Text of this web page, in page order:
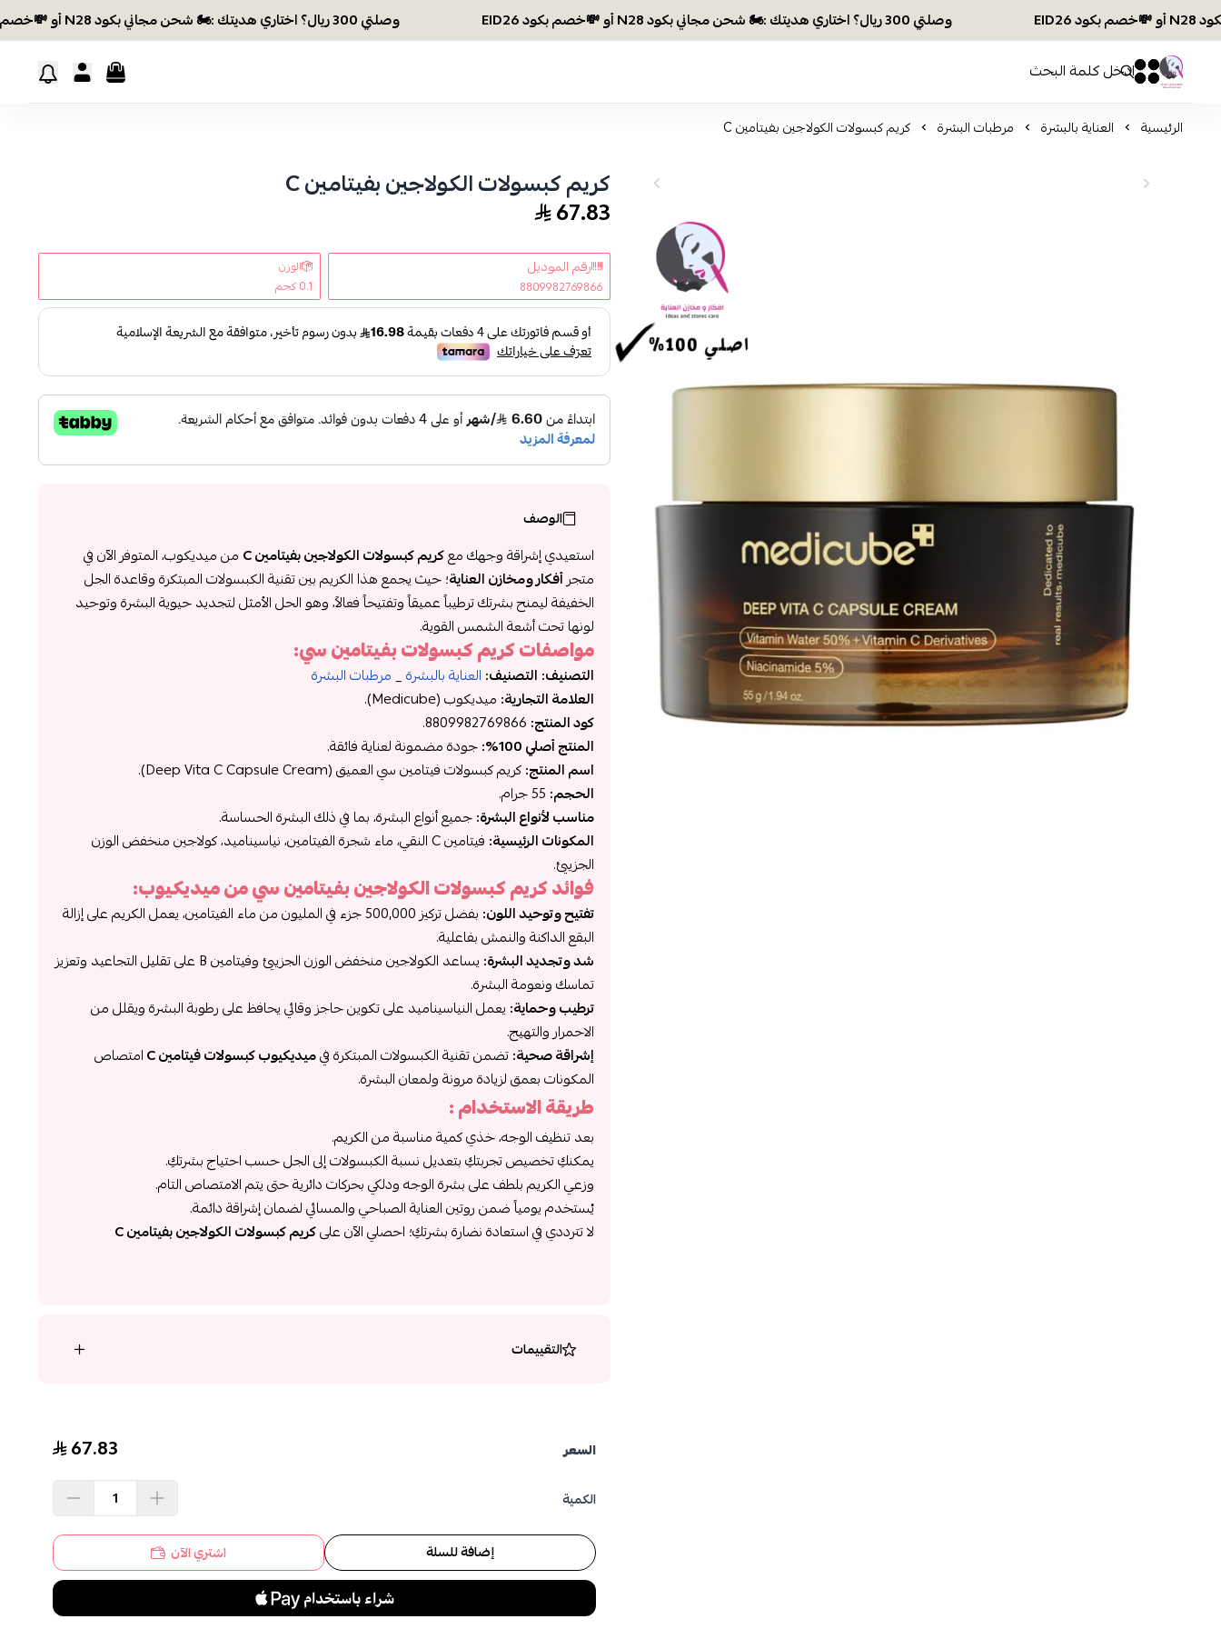
وصلتي 300 ريال؟ اختاري هديتك :🏍 شحن مجاني بكود N28 أو 💸خصم بكود EID26 وصلتي 300 ريال؟ اختاري هديتك :🏍 شحن مجاني بكود N28 أو 💸خصم بكود EID26
افكار ومخازن العناية
0 0
الرئيسية العناية بالبشرة مرطبات البشرة كريم كبسولات الكولاجين بفيتامين C
كريم كبسولات الكولاجين بفيتامين C
67.83
رقم الموديل
8809982769866
الوزن
0.1 كجم
الوصف
استعيدي إشراقة وجهك معكريم كبسولات الكولاجين بفيتامين C
من ميديكوب، المتوفر الآن في
متجرأفكار ومخازن العناية؛ حيث يجمع هذا الكريم بين تقنية الكبسولات المبتكرة وقاعدة الجل
الخفيفة ليمنح بشرتك ترطيباً عميقاً وتفتيحاً فعالاً، وهو الحل الأمثل لتجديد حيوية البشرة وتوحيد
لونها تحت أشعة الشمس القوية.
مواصفات كريم كبسولات بفيتامين سي:
التصنيف: التصنيف: العناية بالبشرة_مرطبات البشرة
العلامة التجارية: ميديكوب (Medicube).
كود المنتج:
المنتج أصلي 100%:
جودة مضمونة لعناية فائقة.
اسم المنتج:كريم كبسولات فيتامين سي العميق (Deep Vita C Capsule Cream).
الحجم:
مناسب لأنواع البشرة:جميع أنواع البشرة، بما في ذلك البشرة الحساسة.
المكونات الرئيسية:
فيتامين C النقي، ماء شجرة الفيتامين، نياسيناميد، كولاجين منخفض الوزن
الجزيئي.
فوائد كريم كبسولات الكولاجين بفيتامين سي من ميديكيوب:
تفتيح وتوحيد اللون:
بفضل تركيز 500,000 جزء في المليون من ماء الفيتامين، يعمل الكريم على إزالة
البقع الداكنة والنمش بفاعلية.
شد وتجديد البشرة:
يساعد الكولاجين منخفض الوزن الجزيئي وفيتامين B على تقليل التجاعيد وتعزيز
تماسك ونعومة البشرة.
ترطيب وحماية: يعمل النياسيناميد على تكوين حاجز وقائي يحافظ على رطوبة البشرة ويقلل من
الاحمرار والتهيج.
إشراقة صحية:تضمن تقنية الكبسولات المبتكرة فيميديكيوب كبسولات فيتامين C
امتصاص
المكونات بعمق لزيادة مرونة ولمعان البشرة.
طريقة الاستخدام :
بعد تنظيف الوجه، خذي كمية مناسبة من الكريم.
يمكنكِ تخصيص تجربتكِ بتعديل نسبة الكبسولات إلى الجل حسب احتياج بشرتكِ.
وزعي الكريم بلطف على بشرة الوجه ودلكي بحركات دائرية حتى يتم الامتصاص التام.
يُستخدم يومياً ضمن روتين العناية الصباحي والمسائي لضمان إشراقة دائمة.
لا تترددي في استعادة نضارة بشرتكِ؛ احصلي الآن علىكريم كبسولات الكولاجين بفيتامين C
التقييمات
السعر 67.83
الكمية
إضافة للسلة اشتري الآن